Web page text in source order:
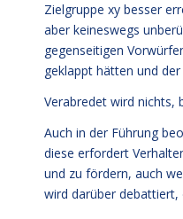
Zielgruppe xy besser
aber keineswegs
gegenseitigen
geklappt hätten und
Verabredet wird nichts,
Auch in der Führung
diese erfordert
und zu fördern, auch
wird darüber debattiert,